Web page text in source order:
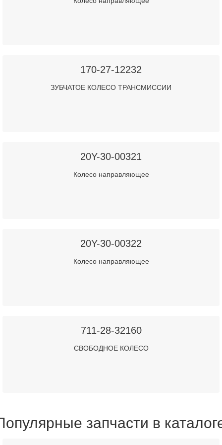
170-27-12232
ЗУБЧАТОЕ КОЛЕСО ТРАНСМИССИИ
20Y-30-00321
Колесо направляющее
20Y-30-00322
Колесо направляющее
711-28-32160
СВОБОДНОЕ КОЛЕСО
запчасти в